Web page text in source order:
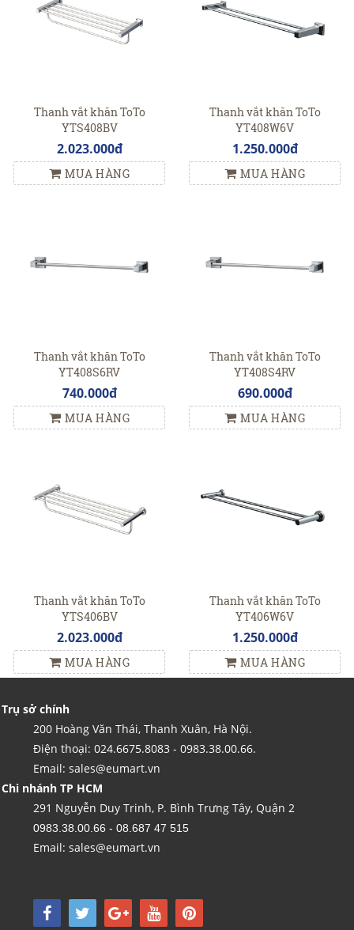
Thanh vắt khăn ToTo
YTS408BV
2.023.000đ
MUA HÀNG
Thanh vắt khăn ToTo
YT408W6V
1.250.000đ
MUA HÀNG
Thanh vắt khăn ToTo
YT408S6RV
740.000đ
MUA HÀNG
Thanh vắt khăn ToTo
YT408S4RV
690.000đ
MUA HÀNG
Thanh vắt khăn ToTo
YTS406BV
2.023.000đ
MUA HÀNG
Thanh vắt khăn ToTo
YT406W6V
1.250.000đ
MUA HÀNG
Trụ sở chính
200 Hoàng Văn Thái, Thanh Xuân, Hà Nội.
Điện thoại: 024.6675.8083 - 0983.38.00.66.
Email: sales@eumart.vn
Chi nhánh TP HCM
291 Nguyễn Duy Trinh, P. Bình Trưng Tây, Quận 2
0983.38.00.66 - 08.687 47 515
Email: sales@eumart.vn